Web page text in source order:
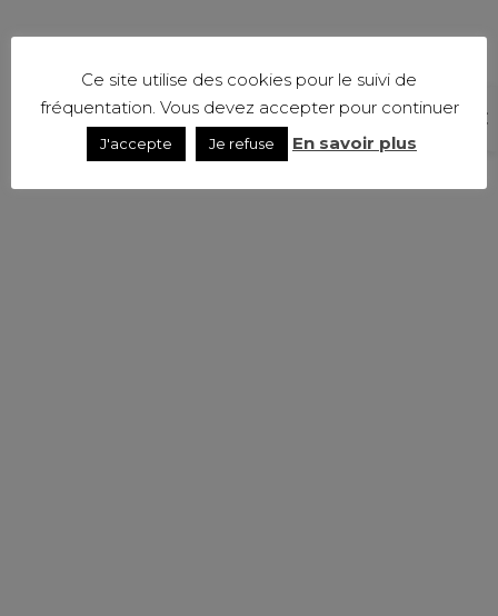
Ce site utilise des cookies pour le suivi de
fréquentation. Vous devez accepter pour continuer
J'accepte Je refuse En savoir plus